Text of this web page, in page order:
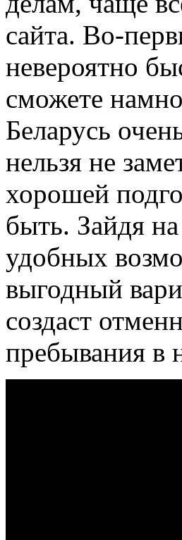
сайта. Во-
невероятно
сможете
Беларусь
нельзя не
хорошей
быть. Зайдя
удобных
выгодный
создаст
пребывания в